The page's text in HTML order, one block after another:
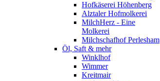
Hofkäserei Höhenberg
Alztaler Hofmolkerei
MilchHerz - Eine
Molkerei
Milchschafhof Perlesham
Öl, Saft & mehr
Winklhof
Wimmer
Kreitmair